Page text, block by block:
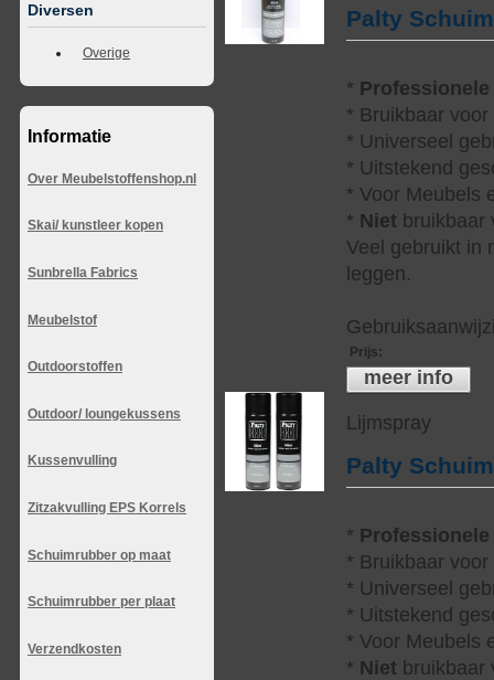
Diversen
Overige
Informatie
Over Meubelstoffenshop.nl
Skai/ kunstleer kopen
Sunbrella Fabrics
Meubelstof
Outdoorstoffen
Outdoor/ loungekussens
Kussenvulling
Zitzakvulling EPS Korrels
Schuimrubber op maat
Schuimrubber per plaat
Verzendkosten
Palty
* Professionele
* Bruikbaar
* Universeel
* Uitstekend
* Voor Meubels
* Niet bruikbaar
Veel gebruikt in
leggen.
Prijs:
meer info
Lijmspray
Palty
* Professionele
* Bruikbaar
* Universeel
* Uitstekend
* Voor Meubels
* Niet bruikbaar